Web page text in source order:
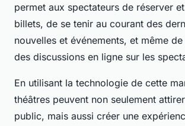
permet aux spectateurs de réserver
billets, de se tenir au courant des
nouvelles et événements, et même
des discussions en ligne sur les
En utilisant la technologie de cette
théâtres peuvent non seulement
public, mais aussi créer une